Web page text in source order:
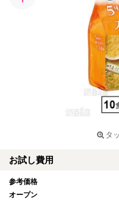
タ
お試し費用
参考価格
オープン